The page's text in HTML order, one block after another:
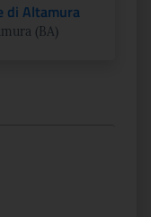
di Altamura
(BA)